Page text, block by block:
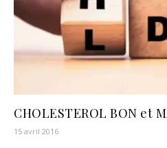
CHOLESTEROL BON et
15 avril 2016